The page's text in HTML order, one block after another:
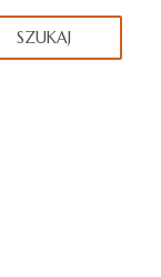
SZUKAJ